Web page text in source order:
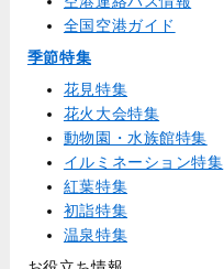
全国空港ガイド
季節特集
花見特集
花火大会特集
動物園・水族館特集
イルミネーション特集
紅葉特集
初詣特集
温泉特集